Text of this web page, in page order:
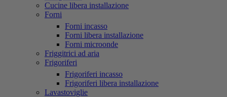
Cucine libera installazione
Forni
Forni incasso
Forni libera installazione
Forni microonde
Friggitrici ad aria
Frigoriferi
Frigoriferi incasso
Frigoriferi libera installazione
Lavastoviglie